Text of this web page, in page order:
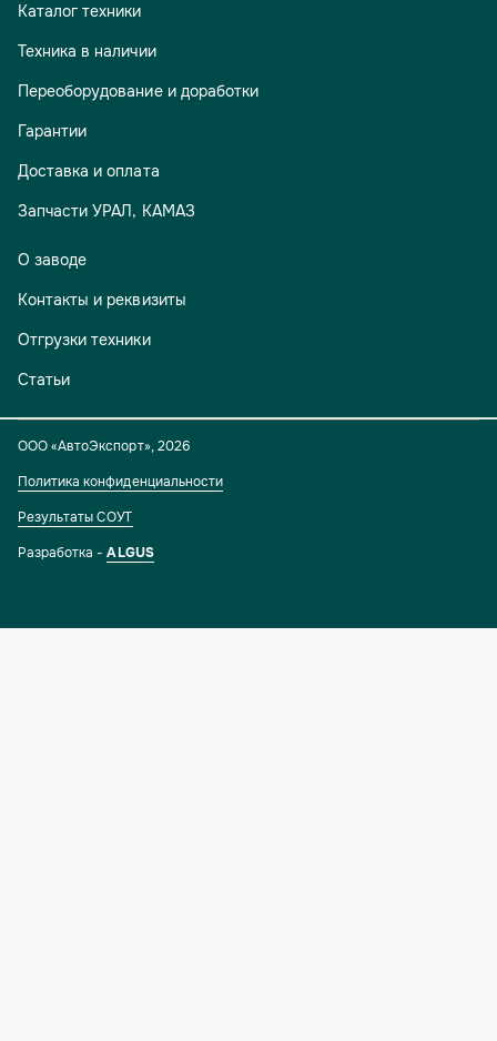
Каталог техники
Техника в наличии
Переоборудование и доработки
Гарантии
Доставка и оплата
Запчасти УРАЛ, КАМАЗ
О заводе
Контакты и реквизиты
Отгрузки техники
Статьи
ООО «АвтоЭкспорт»,2026
Политика конфиденциальности
Результаты СОУТ
Разработка -ALGUS